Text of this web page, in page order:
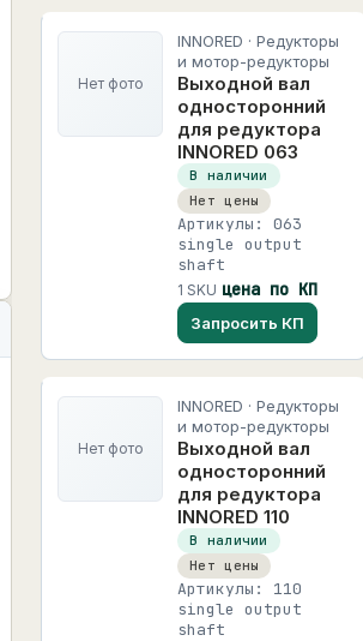
Нет фото
INNORED · Редукторы
и мотор-редукторы
Выходной вал
односторонний
для редуктора
INNORED 063
В наличии
Нет цены
Артикулы: 063
single output
shaft
1 SKU цена по КП
Запросить КП
Нет фото
INNORED · Редукторы
и мотор-редукторы
Выходной вал
односторонний
для редуктора
INNORED 110
В наличии
Нет цены
Артикулы: 110
single output
shaft